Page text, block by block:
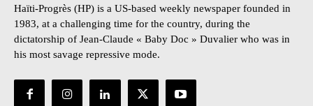
Haïti-Progrès (HP) is a US-based weekly newspaper founded in
1983, at a challenging time for the country, during the
dictatorship of Jean-Claude « Baby Doc » Duvalier who was in
his most savage repressive mode.